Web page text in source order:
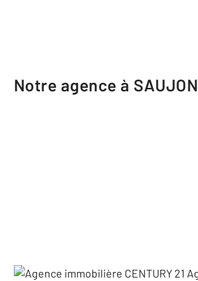
Notre agence à SAUJON